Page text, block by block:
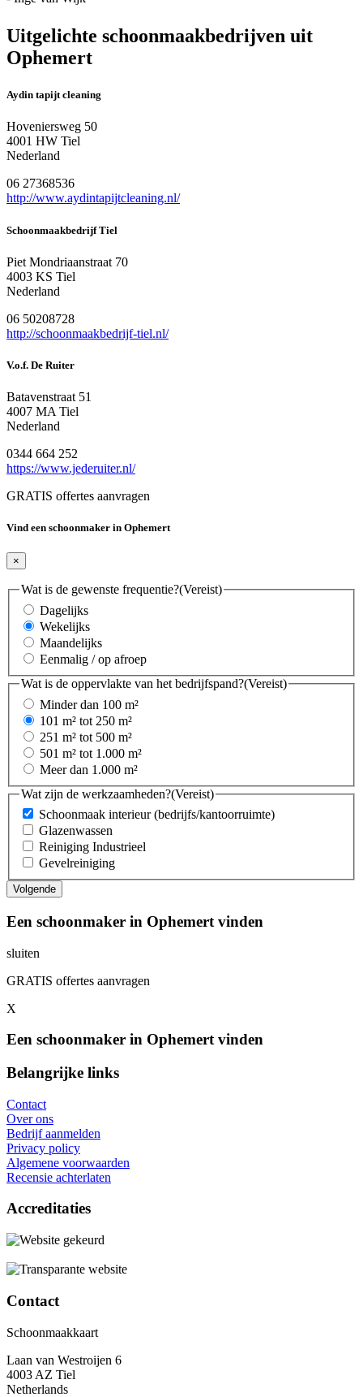
Uitgelichte schoonmaakbedrijven uit
Ophemert
Aydin tapijt cleaning
Hoveniersweg 50
4001 HW Tiel
Nederland
06 27368536
http://www.aydintapijtcleaning.nl/
Schoonmaakbedrijf Tiel
Piet Mondriaanstraat 70
4003 KS Tiel
Nederland
06 50208728
http://schoonmaakbedrijf-tiel.nl/
V.o.f. De Ruiter
Batavenstraat 51
4007 MA Tiel
Nederland
0344 664 252
https://www.jederuiter.nl/
GRATIS offertes aanvragen
Vind een schoonmaker in Ophemert
×
Wat is de gewenste frequentie?(Vereist)
Dagelijks
Wekelijks
Maandelijks
Eenmalig / op afroep
Wat is de oppervlakte van het bedrijfspand?(Vereist)
Minder dan 100 m²
101 m² tot 250 m²
251 m² tot 500 m²
501 m² tot 1.000 m²
Meer dan 1.000 m²
Wat zijn de werkzaamheden?(Vereist)
Schoonmaak interieur (bedrijfs/kantoorruimte)
Glazenwassen
Reiniging Industrieel
Gevelreiniging
Een schoonmaker in Ophemert vinden
sluiten
GRATIS offertes aanvragen
X
Een schoonmaker in Ophemert vinden
Belangrijke links
Contact
Over ons
Bedrijf aanmelden
Privacy policy
Algemene voorwaarden
Recensie achterlaten
Accreditaties
Contact
Schoonmaakkaart
Laan van Westroijen 6
4003 AZ Tiel
Netherlands